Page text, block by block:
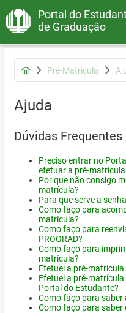
Portal do
de Graduação
Pré-Matrícula
Ajuda
Dúvidas Frequentes
Preciso entrar no
efetuar a pré-
Por que não consigo
matrícula?
Para que serve a
Como faço para
matrícula?
Como faço para
PROGRAD?
Como faço para
matrícula?
Efetuei a pré-
Efetuei a pré-
Portal do Estudante?
Como faço para saber
Como faço para saber